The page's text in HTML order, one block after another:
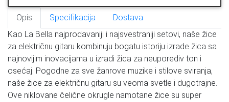
Opis Specifikacija
Dostava
Kao La Bella najprodavaniji i najsvestraniji setovi, naše žice
za električnu gitaru kombinuju bogatu istoriju izrade žica sa
najnovijim inovacijama u izradi žica za neuporediv ton i
osećaj. Pogodne za sve žanrove muzike i stilove sviranja,
naše žice za električnu gitaru su veoma svetle i dugotrajne.
Ove niklovane čelične okrugle namotane žice su super